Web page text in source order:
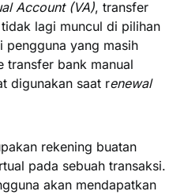
Account (VA), transfer
lagi muncul di pilihan
pengguna yang masih
transfer bank manual
digunakan saat renewal
rekening buatan
pada sebuah transaksi.
akan mendapatkan